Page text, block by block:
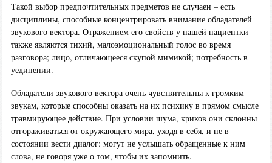
Такой выбор предпочтительных предметов не случаен – есть
дисциплины, способные концентрировать внимание обладателей
звукового вектора. Отражением его свойств у нашей пациентки
также являются тихий, малоэмоциональный голос во время
разговора; лицо, отличающееся скупой мимикой; потребность в
уединении.
Обладатели звукового вектора очень чувствительны к громким
звукам, которые способны оказать на их психику в прямом смысле
травмирующее действие. При условии шума, криков они склонны
отгораживаться от окружающего мира, уходя в себя, и не в
состоянии вести диалог: могут не услышать обращенные к ним
слова, не говоря уже о том, чтобы их запомнить.